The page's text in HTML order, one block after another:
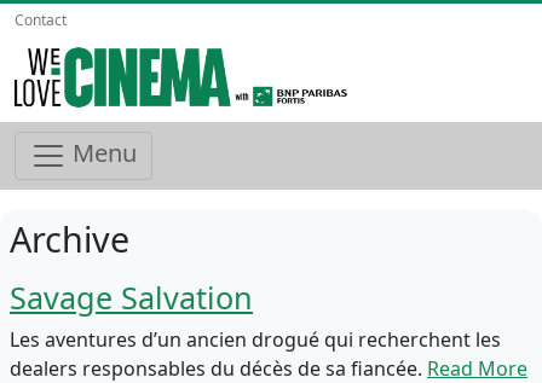
Contact
Menu
Archive
Savage Salvation
Les aventures d’un ancien drogué qui recherchent les
dealers responsables du décès de sa fiancée. Read More